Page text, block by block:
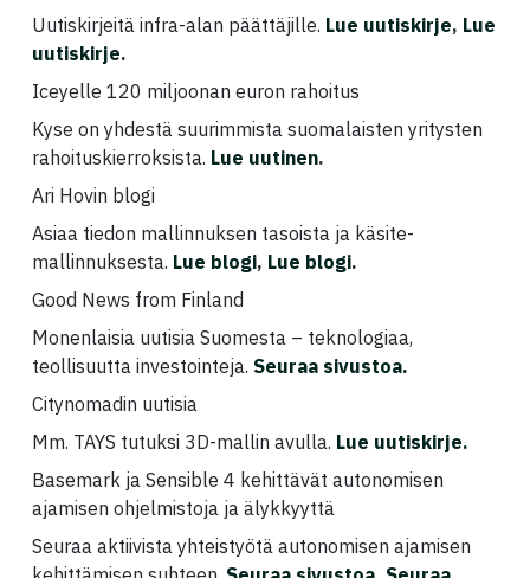
Uutiskirjeitä infra-alan päättäjille. Lue uutiskirje, Lue
uutiskirje.
Iceyelle 120 miljoonan euron rahoitus
Kyse on yhdestä suurimmista suomalaisten yritysten
rahoituskierroksista. Lue uutinen.
Ari Hovin blogi
Asiaa tiedon mallinnuksen tasoista ja käsite-
mallinnuksesta. Lue blogi, Lue blogi.
Good News from Finland
Monenlaisia uutisia Suomesta – teknologiaa,
teollisuutta investointeja. Seuraa sivustoa.
Citynomadin uutisia
Mm. TAYS tutuksi 3D-mallin avulla. Lue uutiskirje.
Basemark ja Sensible 4 kehittävät autonomisen
ajamisen ohjelmistoja ja älykkyyttä
Seuraa aktiivista yhteistyötä autonomisen ajamisen